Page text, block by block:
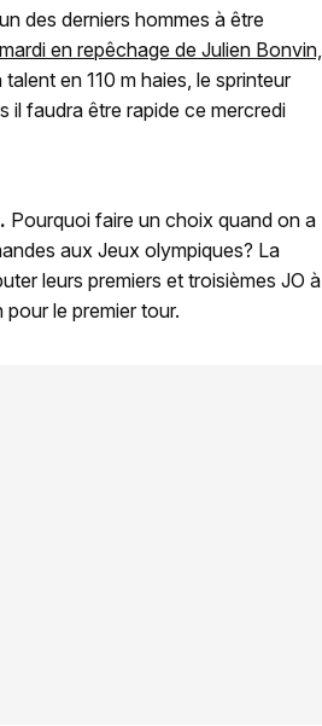
des derniers hommes à être
en repêchage de Julien Bonvin,
en 110 m haies, le sprinteur
il faudra être rapide ce mercredi
Pourquoi faire un choix quand on a
aux Jeux olympiques? La
leurs premiers et troisièmes JO à
le premier tour.